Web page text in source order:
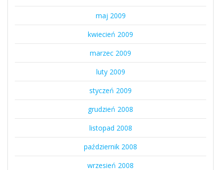
maj 2009
kwiecień 2009
marzec 2009
luty 2009
styczeń 2009
grudzień 2008
listopad 2008
październik 2008
wrzesień 2008